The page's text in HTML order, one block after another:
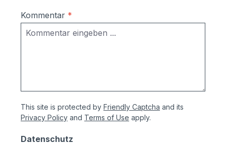
Kommentar *
This site is protected by Friendly Captcha and its
Privacy Policy and Terms of Use apply.
Datenschutz